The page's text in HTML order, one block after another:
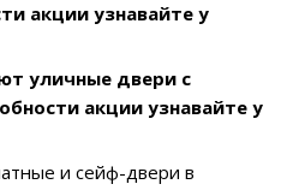
акции узнавайте у
уличные двери с
акции узнавайте у
и сейф-двери в